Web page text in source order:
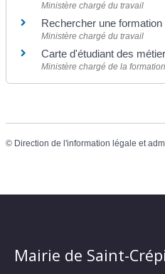
Ministère chargé du travail
Rechercher une
Ministère chargé du travail
Carte d'étudiant des
Ministère chargé de la
© Direction de l'information légale et
Mairie de Saint-